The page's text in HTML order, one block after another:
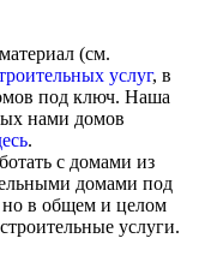
(см.
услуг, в
под ключ. Наша
нами домов
.
с домами из
домами под
в общем и целом
услуги.